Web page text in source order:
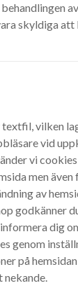
skyldiga
textfil, vilken
vid
vi
men även
av
godkänner
dig
genom
på
nekande.